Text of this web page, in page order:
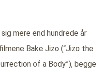
mere end hundrede år
Bake Jizo (“Jizo the
of a Body”), begge